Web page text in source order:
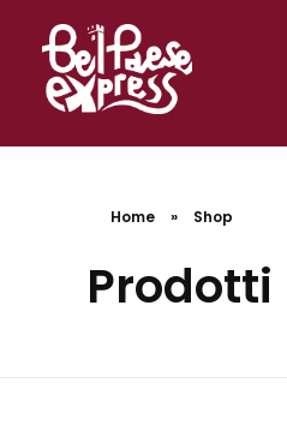
Home » Shop
Prodotti